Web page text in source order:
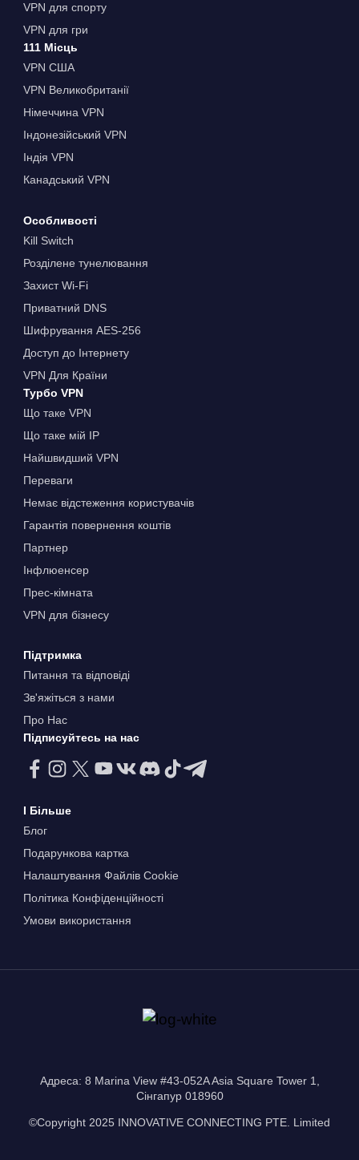
VPN для спорту
VPN для гри
111 Місць
VPN США
VPN Великобританії
Німеччина VPN
Індонезійський VPN
Індія VPN
Канадський VPN
Особливості
Kill Switch
Розділене тунелювання
Захист Wi-Fi
Приватний DNS
Шифрування AES-256
Доступ до Інтернету
VPN Для Країни
Турбо VPN
Що таке VPN
Що таке мій IP
Найшвидший VPN
Переваги
Немає відстеження користувачів
Гарантія повернення коштів
Партнер
Інфлюенсер
Прес-кімната
VPN для бізнесу
Підтримка
Питання та відповіді
Зв'яжіться з нами
Про Нас
Підписуйтесь на нас
І Більше
Блог
Подарункова картка
Налаштування Файлів Сookie
Політика Конфіденційності
Умови використання
Адреса: 8 Marina View #43-052A Asia Square Tower 1,
Сінгапур 018960
©Copyright 2025 INNOVATIVE CONNECTING PTE. Limited